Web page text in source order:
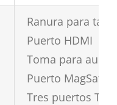
Ranura para
Puerto HDMI
Toma para
Puerto MagSafe 3
Tres puertos